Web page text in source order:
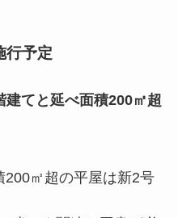
行予定
建てと延べ面積200㎡超
㎡超の平屋は新2号